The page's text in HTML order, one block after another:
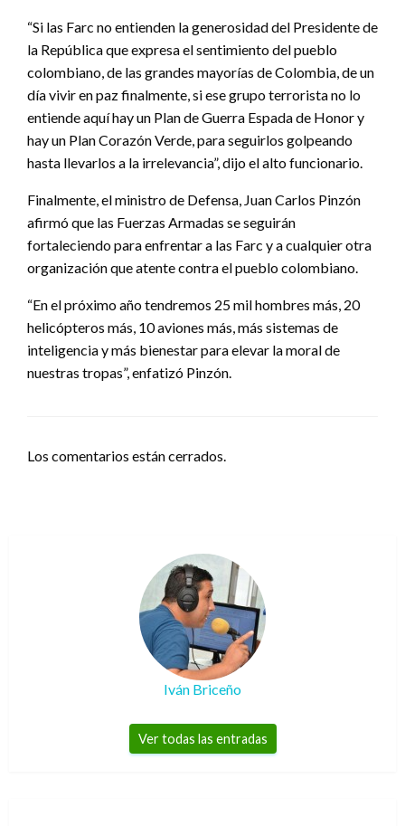
“Si las Farc no entienden la generosidad del Presidente de
la República que expresa el sentimiento del pueblo
colombiano, de las grandes mayorías de Colombia, de un
día vivir en paz finalmente, si ese grupo terrorista no lo
entiende aquí hay un Plan de Guerra Espada de Honor y
hay un Plan Corazón Verde, para seguirlos golpeando
hasta llevarlos a la irrelevancia”, dijo el alto funcionario.
Finalmente, el ministro de Defensa, Juan Carlos Pinzón
afirmó que las Fuerzas Armadas se seguirán
fortaleciendo para enfrentar a las Farc y a cualquier otra
organización que atente contra el pueblo colombiano.
“En el próximo año tendremos 25 mil hombres más, 20
helicópteros más, 10 aviones más, más sistemas de
inteligencia y más bienestar para elevar la moral de
nuestras tropas”, enfatizó Pinzón.
Los comentarios están cerrados.
Iván Briceño
Ver todas las entradas